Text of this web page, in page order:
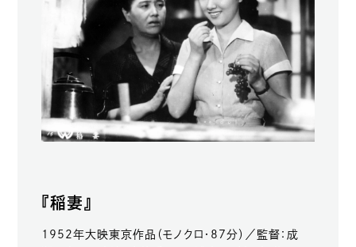
『稲妻』
1952年大映東京作品（モノクロ・87分）／監督：成